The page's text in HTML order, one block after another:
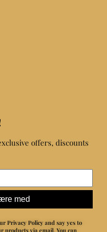
offers, discounts
med
Privacy Policy and say yes to
products via email. You can